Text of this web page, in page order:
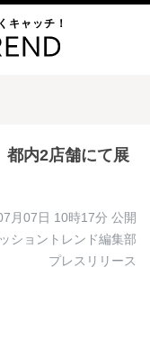
キャッチ！
内2店舗にて展
月07日 10時17分 公開
ショントレンド編集部
プレスリリース